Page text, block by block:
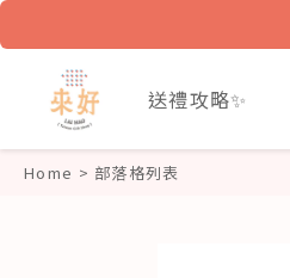
送禮攻略✨
Home > 部落格列表